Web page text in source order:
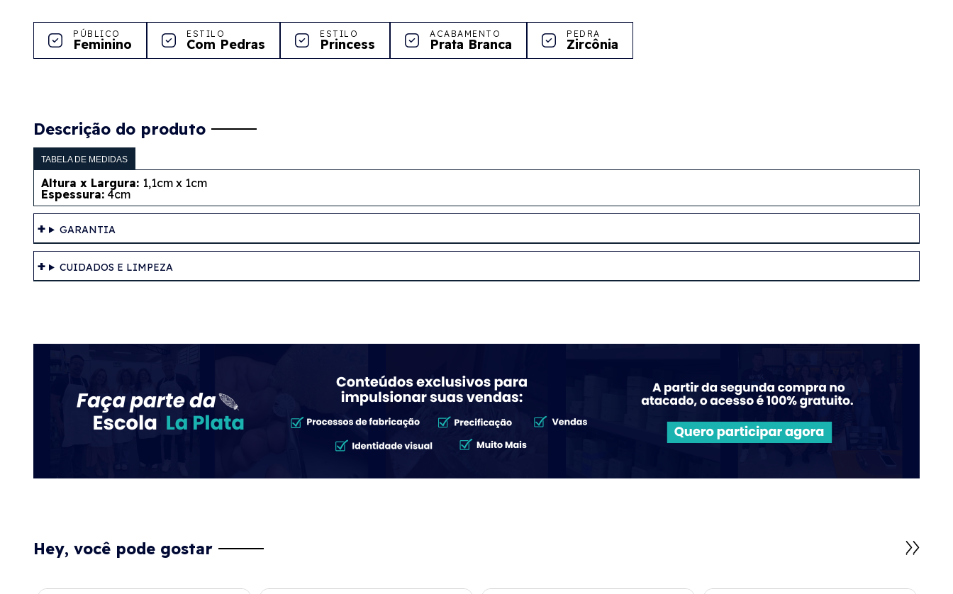
PÚBLICO
Feminino
ESTILO
Com Pedras
ESTILO
Princess
ACABAMENTO
Prata Branca
PEDRA
Zircônia
Descrição do produto
TABELA DE MEDIDAS
Altura x Largura: 1,1cm x 1cm
Espessura: 4cm
GARANTIA
CUIDADOS E LIMPEZA
Hey, você pode gostar